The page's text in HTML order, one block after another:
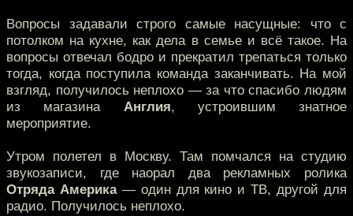
Вопросы задавали строго самые насущные: что с
потолком на кухне, как дела в семье и всё такое. На
вопросы отвечал бодро и прекратил трепаться только
тогда, когда поступила команда заканчивать. На мой
взгляд, получилось неплохо — за что спасибо людям
из магазина Англия, устроившим знатное
мероприятие.
Утром полетел в Москву. Там помчался на студию
звукозаписи, где наорал два рекламных ролика
Отряда Америка— один для кино и ТВ, другой для
радио. Получилось неплохо.